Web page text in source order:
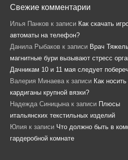
Свежие комментарии
Илья Панков к записи Как скачать
автоматы на телефон?
Данила Рыбаков к записи Врач
магнитные бури вызывают стресс
Дачникам 10 и 11 мая следует
Валерия Минаева к записи Как
кардиганы крупной вязки?
Надежда Синицына к записи Плюсы
итальянских текстильных изделий
Юлия к записи Что должно быть в
гардеробной комнате